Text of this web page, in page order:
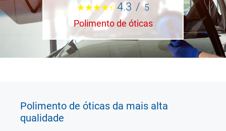
4.3 / 5
Polimento de óticas
Polimento de óticas da mais alta
qualidade